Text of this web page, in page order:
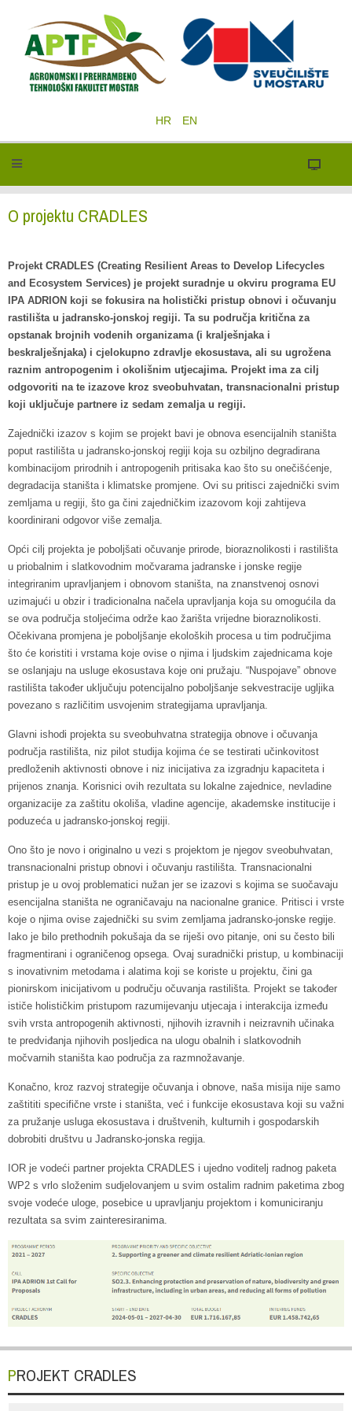
HR EN
O projektu CRADLES
Projekt CRADLES (Creating Resilient Areas to Develop Lifecycles
and Ecosystem Services) je projekt suradnje u okviru programa EU
IPA ADRION koji se fokusira na holistički pristup obnovi i očuvanju
rastilišta u jadransko-jonskoj regiji. Ta su područja kritična za
opstanak brojnih vodenih organizama (i kralješnjaka i
beskralješnjaka) i cjelokupno zdravlje ekosustava, ali su ugrožena
raznim antropogenim i okolišnim utjecajima. Projekt ima za cilj
odgovoriti na te izazove kroz sveobuhvatan, transnacionalni pristup
koji uključuje partnere iz sedam zemalja u regiji.
Zajednički izazov s kojim se projekt bavi je obnova esencijalnih staništa
poput rastilišta u jadransko-jonskoj regiji koja su ozbiljno degradirana
kombinacijom prirodnih i antropogenih pritisaka kao što su onečišćenje,
degradacija staništa i klimatske promjene. Ovi su pritisci zajednički svim
zemljama u regiji, što ga čini zajedničkim izazovom koji zahtijeva
koordinirani odgovor više zemalja.
Opći cilj projekta je poboljšati očuvanje prirode, bioraznolikosti i rastilišta
u priobalnim i slatkovodnim močvarama jadranske i jonske regije
integriranim upravljanjem i obnovom staništa, na znanstvenoj osnovi
uzimajući u obzir i tradicionalna načela upravljanja koja su omogućila da
se ova područja stoljećima održe kao žarišta vrijedne bioraznolikosti.
Očekivana promjena je poboljšanje ekoloških procesa u tim područjima
što će koristiti i vrstama koje ovise o njima i ljudskim zajednicama koje
se oslanjaju na usluge ekosustava koje oni pružaju. “Nuspojave” obnove
rastilišta također uključuju potencijalno poboljšanje sekvestracije ugljika
povezano s različitim usvojenim strategijama upravljanja.
Glavni ishodi projekta su sveobuhvatna strategija obnove i očuvanja
područja rastilišta, niz pilot studija kojima će se testirati učinkovitost
predloženih aktivnosti obnove i niz inicijativa za izgradnju kapaciteta i
prijenos znanja. Korisnici ovih rezultata su lokalne zajednice, nevladine
organizacije za zaštitu okoliša, vladine agencije, akademske institucije i
poduzeća u jadransko-jonskoj regiji.
Ono što je novo i originalno u vezi s projektom je njegov sveobuhvatan,
transnacionalni pristup obnovi i očuvanju rastilišta. Transnacionalni
pristup je u ovoj problematici nužan jer se izazovi s kojima se suočavaju
esencijalna staništa ne ograničavaju na nacionalne granice. Pritisci i vrste
koje o njima ovise zajednički su svim zemljama jadransko-jonske regije.
Iako je bilo prethodnih pokušaja da se riješi ovo pitanje, oni su često bili
fragmentirani i ograničenog opsega. Ovaj suradnički pristup, u kombinaciji
s inovativnim metodama i alatima koji se koriste u projektu, čini ga
pionirskom inicijativom u području očuvanja rastilišta. Projekt se također
ističe holističkim pristupom razumijevanju utjecaja i interakcija između
svih vrsta antropogenih aktivnosti, njihovih izravnih i neizravnih učinaka
te predviđanja njihovih posljedica na ulogu obalnih i slatkovodnih
močvarnih staništa kao područja za razmnožavanje.
Konačno, kroz razvoj strategije očuvanja i obnove, naša misija nije samo
zaštititi specifične vrste i staništa, već i funkcije ekosustava koji su važni
za pružanje usluga ekosustava i društvenih, kulturnih i gospodarskih
dobrobiti društvu u Jadransko-jonska regija.
IOR je vodeći partner projekta CRADLES i ujedno voditelj radnog paketa
WP2 s vrlo složenim sudjelovanjem u svim ostalim radnim paketima zbog
svoje vodeće uloge, posebice u upravljanju projektom i komuniciranju
rezultata sa svim zainteresiranima.
PROJEKT CRADLES